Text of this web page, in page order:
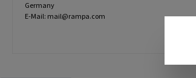
Germany
E-Mail: mail@rampa.com